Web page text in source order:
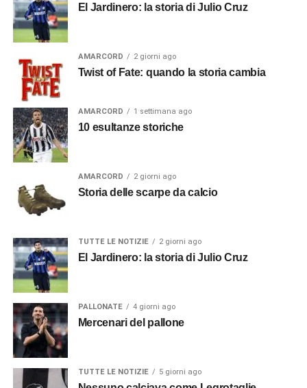
El Jardinero: la storia di Julio Cruz
AMARCORD 2 giorni ago
Twist of Fate: quando la storia cambia
AMARCORD 1 settimana ago
10 esultanze storiche
AMARCORD 2 giorni ago
Storia delle scarpe da calcio
TUTTE LE NOTIZIE 2 giorni ago
El Jardinero: la storia di Julio Cruz
PALLONATE 4 giorni ago
Mercenari del pallone
TUTTE LE NOTIZIE 5 giorni ago